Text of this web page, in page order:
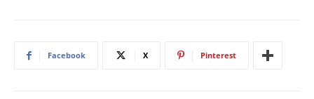
Facebook X Pinterest